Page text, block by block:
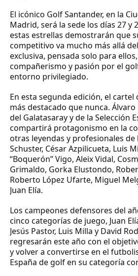
El icónico Golf Santander, en la
Madrid, será la sede los días 27 y
estas estrellas demostrarán que
competitivo va mucho más allá
exclusiva, pensada solo para
compañerismo y pasión por el
entorno privilegiado.
En esta segunda edición, el
más destacado que nunca.
del Galatasaray y de la Selección
compartirá protagonismo en la
otras leyendas y profesionales de
Schuster, César Azpilicueta, Luis
“Boquerón” Vigo, Aleix Vidal,
Grimaldo, Gorka Elustondo,
Roberto López Ufarte, Miguel
Juan Elía.
Los campeones defensores del
cinco categorías de juego, Juan
Jesús Pastor, Luis Milla y David
regresarán este año con el
y volver a convertirse en el
España de golf en su categoría